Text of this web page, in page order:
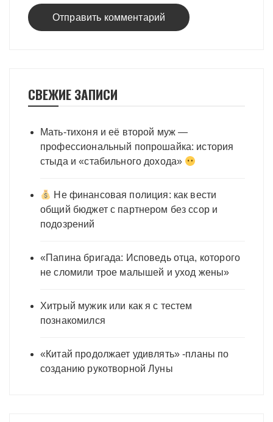
СВЕЖИЕ ЗАПИСИ
Мать-тихоня и её второй муж —
профессиональный попрошайка: история
стыда и «стабильного дохода»
Не финансовая полиция: как вести
общий бюджет с партнером без ссор и
подозрений
«Папина бригада: Исповедь отца, которого
не сломили трое малышей и уход жены»
Хитрый мужик или как я с тестем
познакомился
«Китай продолжает удивлять» -планы по
созданию рукотворной Луны